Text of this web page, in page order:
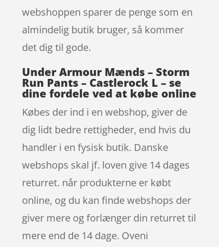
webshoppen sparer de penge som en
almindelig butik bruger, så kommer
det dig til gode.
Under Armour Mænds – Storm
Run Pants – Castlerock L – se
dine fordele ved at købe online
Købes der ind i en webshop, giver de
dig lidt bedre rettigheder, end hvis du
handler i en fysisk butik. Danske
webshops skal jf. loven give 14 dages
returret. når produkterne er købt
online, og du kan finde webshops der
giver mere og forlænger din returret til
mere end de 14 dage. Oveni